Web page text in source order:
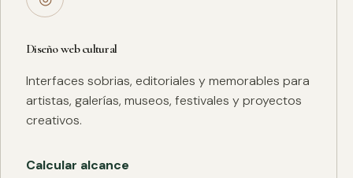
Diseño web cultural
Interfaces sobrias, editoriales y memorables para
artistas, galerías, museos, festivales y proyectos
creativos.
Calcular alcance